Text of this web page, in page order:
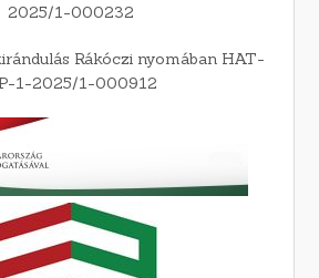
2025/1-000232
Rákóczi nyomában HAT-
1-2025/1-000912